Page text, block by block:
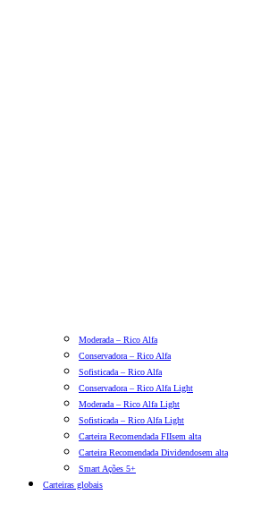
Moderada – Rico Alfa
Conservadora – Rico Alfa
Sofisticada – Rico Alfa
Conservadora – Rico Alfa Light
Moderada – Rico Alfa Light
Sofisticada – Rico Alfa Light
Carteira Recomendada FIIsem alta
Carteira Recomendada Dividendosem alta
Smart Ações 5+
Carteiras globais